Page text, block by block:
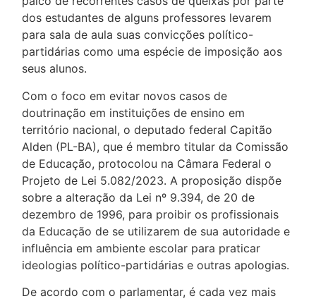
dos estudantes de alguns professores levarem
para sala de aula suas convicções político-
partidárias como uma espécie de imposição aos
seus alunos.
Com o foco em evitar novos casos de
doutrinação em instituições de ensino em
território nacional, o deputado federal Capitão
Alden (PL-BA), que é membro titular da Comissão
de Educação, protocolou na Câmara Federal o
Projeto de Lei 5.082/2023. A proposição dispõe
sobre a alteração da Lei nº 9.394, de 20 de
dezembro de 1996, para proibir os profissionais
da Educação de se utilizarem de sua autoridade e
influência em ambiente escolar para praticar
ideologias político-partidárias e outras apologias.
De acordo com o parlamentar, é cada vez mais